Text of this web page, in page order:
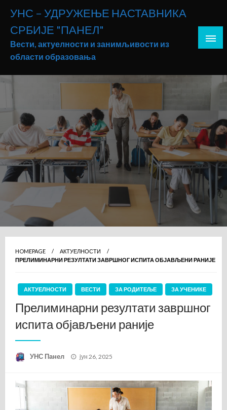
content
УНС – УДРУЖЕЊЕ НАСТАВНИКА
СРБИЈЕ "ПАНЕЛ"
Вести, актуелности и занимљивости из
области образовања
HOMEPAGE
АКТУЕЛНОСТИ
ПРЕЛИМИНАРНИ РЕЗУЛТАТИ ЗАВРШНОГ ИСПИТА ОБЈАВЉЕНИ РАНИЈЕ
АКТУЕЛНОСТИ ВЕСТИ ЗА РОДИТЕЉЕ ЗА УЧЕНИКЕ
Прелиминарни резултати завршног
испита објављени раније
УНС Панел
Posted
јун 26, 2025